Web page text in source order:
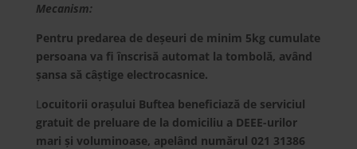
Mecanism:
Pentru predarea de deșeuri de minim 5kg cumulate
persoana va fi înscrisă automat la tombolă, având
șansa să câștige electrocasnice.
Locuitorii orașului Buftea beneficiază de serviciul
gratuit de preluare de la domiciliu a DEEE-urilor
mari și voluminoase, apelând numărul 021 31386